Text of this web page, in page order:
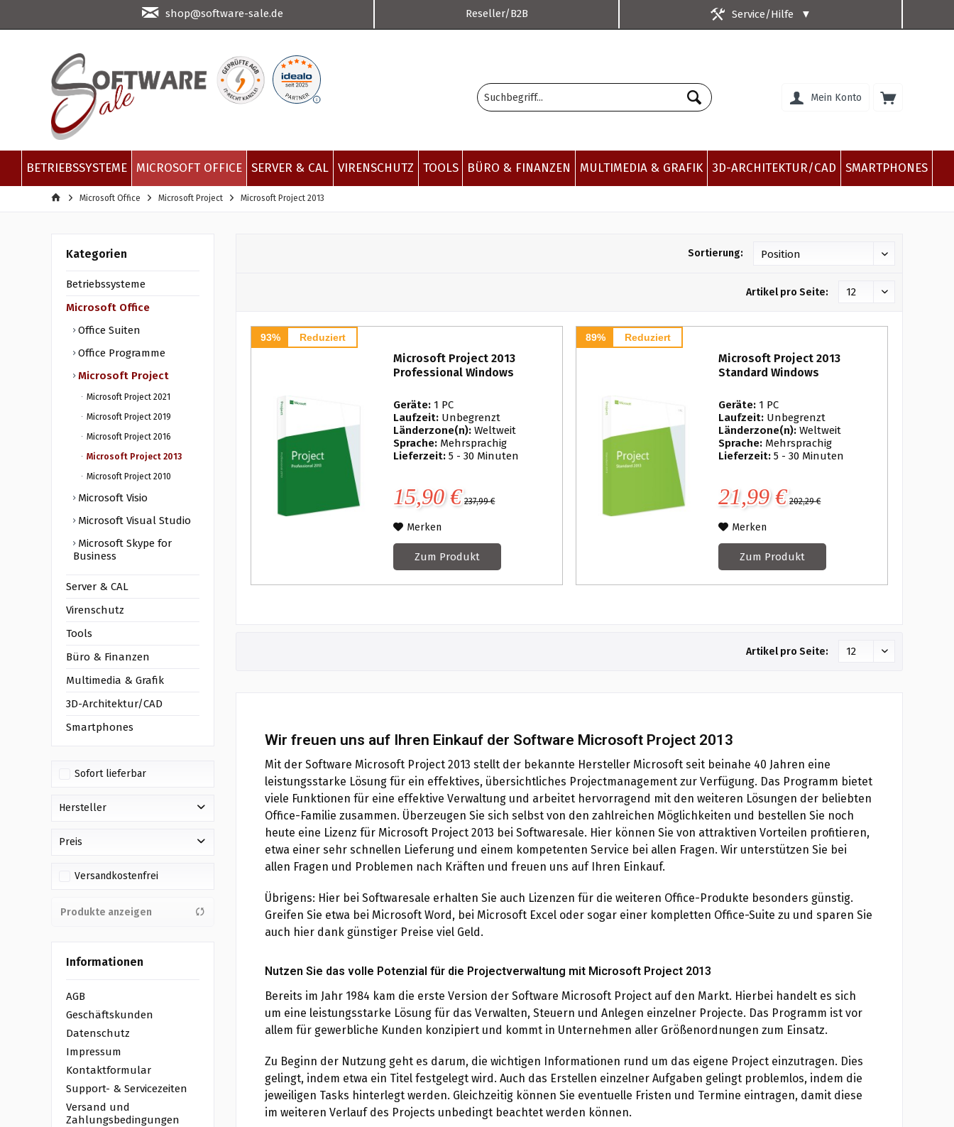
shop@software-sale.de Reseller/B2B Service/Hilfe ▼
Mein Konto
BETRIEBSSYSTEME MICROSOFT OFFICE SERVER & CAL VIRENSCHUTZ TOOLS BÜRO & FINANZEN MULTIMEDIA & GRAFIK 3D-ARCHITEKTUR/CAD SMARTPHONES
Microsoft Office Microsoft Project Microsoft Project 2013
Kategorien
Betriebssysteme
Microsoft Office
Office Suiten
Office Programme
Microsoft Project
Microsoft Project 2021
Microsoft Project 2019
Microsoft Project 2016
Microsoft Project 2013
Microsoft Project 2010
Microsoft Visio
Microsoft Visual Studio
Microsoft Skype for
Business
Server & CAL
Virenschutz
Tools
Büro & Finanzen
Multimedia & Grafik
3D-Architektur/CAD
Smartphones
Sofort lieferbar
Hersteller
Microsoft
Preis
Versandkostenfrei
Produkte anzeigen
Informationen
AGB
Geschäftskunden
Datenschutz
Impressum
Kontaktformular
Support- & Servicezeiten
Versand und
Zahlungsbedingungen
Sortierung:
Artikel pro Seite:
93% Reduziert
Microsoft Project 2013
Professional Windows
Geräte: 1 PC
Laufzeit: Unbegrenzt
Länderzone(n):Weltweit
Sprache: Mehrsprachig
Lieferzeit:5 - 30 Minuten
15,90 € 237,99 €
Merken
Zum Produkt
89% Reduziert
Microsoft Project 2013
Standard Windows
Geräte: 1 PC
Laufzeit: Unbegrenzt
Länderzone(n):Weltweit
Sprache: Mehrsprachig
Lieferzeit:5 - 30 Minuten
21,99 € 202,29 €
Merken
Zum Produkt
Artikel pro Seite:
Wir freuen uns auf Ihren Einkauf der Software Microsoft Project 2013
Mit der Software Microsoft Project 2013 stellt der bekannte Hersteller Microsoft seit beinahe 40 Jahren eine
leistungsstarke Lösung für ein effektives, übersichtliches Projectmanagement zur Verfügung. Das Programm bietet
viele Funktionen für eine effektive Verwaltung und arbeitet hervorragend mit den weiteren Lösungen der beliebten
Office-Familie zusammen. Überzeugen Sie sich selbst von den zahlreichen Möglichkeiten und bestellen Sie noch
heute eine Lizenz für Microsoft Project 2013 bei Softwaresale. Hier können Sie von attraktiven Vorteilen profitieren,
etwa einer sehr schnellen Lieferung und einem kompetenten Service bei allen Fragen. Wir unterstützen Sie bei
allen Fragen und Problemen nach Kräften und freuen uns auf Ihren Einkauf.
Übrigens: Hier bei Softwaresale erhalten Sie auch Lizenzen für die weiteren Office-Produkte besonders günstig.
Greifen Sie etwa bei Microsoft Word, bei Microsoft Excel oder sogar einer kompletten Office-Suite zu und sparen Sie
auch hier dank günstiger Preise viel Geld.
Nutzen Sie das volle Potenzial für die Projectverwaltung mit Microsoft Project 2013
Bereits im Jahr 1984 kam die erste Version der Software Microsoft Project auf den Markt. Hierbei handelt es sich
um eine leistungsstarke Lösung für das Verwalten, Steuern und Anlegen einzelner Projecte. Das Programm ist vor
allem für gewerbliche Kunden konzipiert und kommt in Unternehmen aller Größenordnungen zum Einsatz.
Zu Beginn der Nutzung geht es darum, die wichtigen Informationen rund um das eigene Project einzutragen. Dies
gelingt, indem etwa ein Titel festgelegt wird. Auch das Erstellen einzelner Aufgaben gelingt problemlos, indem die
jeweiligen Tasks hinterlegt werden. Gleichzeitig können Sie eventuelle Fristen und Termine eintragen, damit diese
im weiteren Verlauf des Projects unbedingt beachtet werden können.